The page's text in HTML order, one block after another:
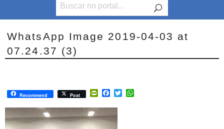
Canais
WhatsApp Image 2019-04-03 at
07.24.37 (3)
Recommend Post PrintFriendly
Facebook
Twitter